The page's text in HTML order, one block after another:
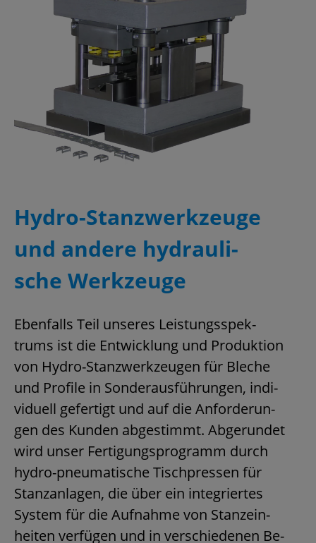
Hy­dro-Stanz­werk­zeu­ge
und an­de­re hy­drau­li­
sche Werk­zeu­ge
Eben­falls Teil un­se­res Leis­tungs­spek­
trums ist die Ent­wick­lung und Pro­duk­ti­on
von Hy­dro-Stanz­werk­zeu­gen für Ble­che
und Pro­fi­le in Son­der­aus­füh­run­gen, in­di­
vi­du­ell ge­fer­tigt und auf die An­for­de­run­
gen des Kun­den ab­ge­stimmt. Ab­ge­run­det
wird unser Fer­ti­gungs­pro­gramm durch
hy­dro-pneu­ma­ti­sche Tisch­pres­sen für
Stanz­an­la­gen, die über ein in­te­grier­tes
Sys­tem für die Auf­nah­me von Stanz­ein­
hei­ten ver­fü­gen und in ver­schie­de­nen Be­